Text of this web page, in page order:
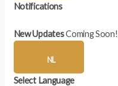
Notifications
New UpdatesComing Soon!
NL
Select Language